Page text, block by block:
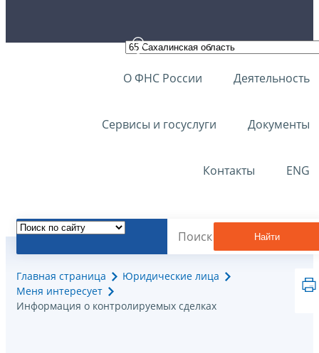
О ФНС России Деятельность
Сервисы и госуслуги Документы
Контакты ENG
Найти
Главная страница
Юридические лица
Меня интересует
Информация о контролируемых сделках